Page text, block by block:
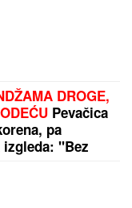
DROGE,
Pevačica
pa
izgleda: "Bez